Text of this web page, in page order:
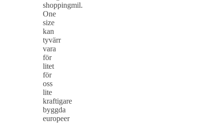
shoppingmil.
One
size
kan
tyvärr
vara
för
litet
för
oss
lite
kraftigare
byggda
europeer